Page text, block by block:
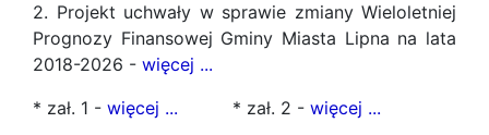
2. Projekt uchwały w sprawie zmiany Wieloletniej
Prognozy Finansowej Gminy Miasta Lipna na lata
2018-2026 - więcej ...
* zał. 1 - więcej ... * zał. 2 - więcej ...